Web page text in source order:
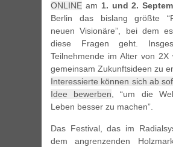
ONLINE am 1. und 2.
Berlin das bislang größte
neuen Visionäre”, bei dem
diese Fragen geht.
Teilnehmende im Alter von 2X
gemeinsam Zukunftsideen zu
Interessierte können sich ab
Idee bewerben, “um die
Leben besser zu machen”.
Das Festival, das im
dem angrenzenden